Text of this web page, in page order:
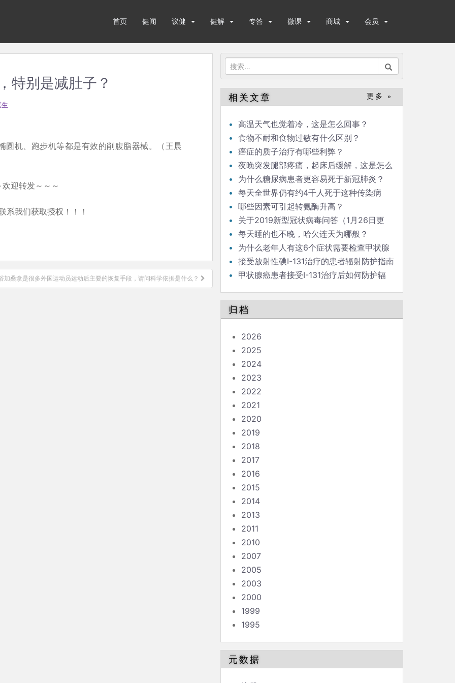
首页 健闻 议健 健解 专答 微课 商城 会员
搜
索：
特别是减肚子？
圆机、跑步机等都是有效的削腹脂器械。（王晨
欢迎转发～～～
系我们获取授权！！！
加桑拿是很多外国运动员运动后主要的恢复手段，请问科学依据是什么？
相关文章 更多 »
高温天气也觉着冷，这是怎么回事？
食物不耐和食物过敏有什么区别？
癌症的质子治疗有哪些利弊？
夜晚突发腿部疼痛，起床后缓解，这是怎么
回事？
为什么糖尿病患者更容易死于新冠肺炎？
每天全世界仍有约4千人死于这种传染病
哪些因素可引起转氨酶升高？
关于2019新型冠状病毒问答（1月26日更
新）每天睡的也不晚，哈欠连天为哪般？
为什么老年人有这6个症状需要检查甲状腺
功能?接受放射性碘I-131治疗的患者辐射防护指南
（问答版）
甲状腺癌患者接受I-131治疗后如何防护辐
归档
2026
2025
2024
2023
2022
2021
2020
2019
2018
2017
2016
2015
2014
2013
2011
2010
2007
2005
2003
2000
1999
1995
元数据